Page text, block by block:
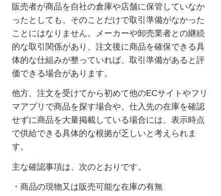
販売者が商品を自社の倉庫や店舗に保管していなか
ったとしても、そのことだけで取引準備がなかった
ことにはなりません。メーカーや卸売業者との継続
的な取引関係があり、注文後に商品を確保できる具
体的な仕組みが整っていれば、取引準備があると評
価できる場合があります。
他方、注文を受けてから初めて他のECサイトやフリ
マアプリで商品を探す場合や、仕入先の在庫を確認
せずに商品を大量掲載している場合には、表示時点
で供給できる具体的な根拠が乏しいと考えられま
す。
主な確認事項は、次のとおりです。
・商品の現物又は販売可能な在庫の有無